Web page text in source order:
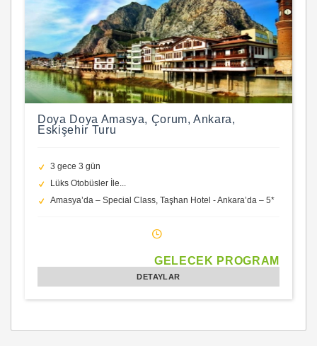
Doya Doya Amasya, Çorum, Ankara,
Eskişehir Turu
3 gece 3 gün
Lüks Otobüsler İle...
Amasya’da – Special Class, Taşhan Hotel - Ankara’da – 5*
GELECEK PROGRAM
DETAYLAR